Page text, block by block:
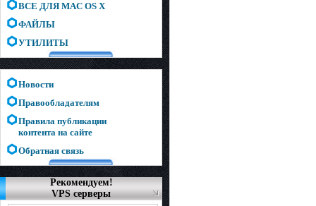
ВСЕ ДЛЯ MAC OS X
ФАЙЛЫ
УТИЛИТЫ
Новости
Правообладателям
Правила публикации
контента на сайте
Обратная связь
Рекомендуем!
VPS серверы